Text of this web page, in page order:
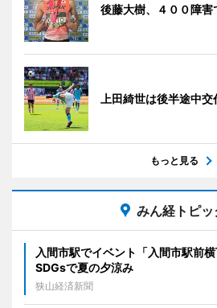
後藤大樹、４００障害
上田綺世は後半途中
もっと見る
みん経トピッ
入間市駅でイベント「入間市駅前
SDGsで夏の夕涼み
狭山経済新聞